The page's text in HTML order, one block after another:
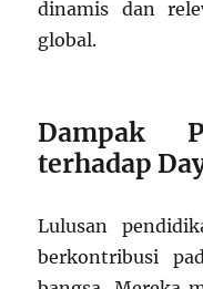
dinamis dan
global.
Dampak
terhadap
Lulusan
berkontribusi